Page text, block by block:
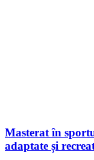
Masterat în
adaptate și